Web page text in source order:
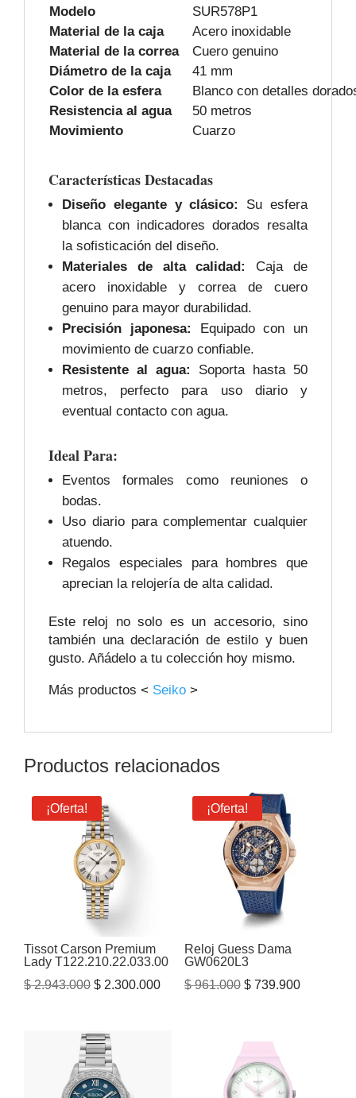
Modelo
SUR578P1
Material de la caja
Acero inoxidable
Material de la correa
Cuero genuino
Diámetro de la caja
41 mm
Color de la esfera
Blanco con detalles
Resistencia al agua
50 metros
Movimiento
Cuarzo
Características Destacadas
Diseño elegante y clásico:
Su esfera
blanca con indicadores dorados resalta
la sofisticación del diseño.
Materiales de alta calidad:
Caja de
acero inoxidable y correa de cuero
genuino para mayor durabilidad.
Precisión japonesa: Equipado con un
movimiento de cuarzo confiable.
Resistente al agua:
Soporta hasta 50
metros, perfecto para uso diario y
eventual contacto con agua.
Ideal Para:
Eventos formales como reuniones o
bodas.
Uso diario para complementar cualquier
atuendo.
Regalos especiales para hombres que
aprecian la relojería de alta calidad.
Este reloj no solo es un accesorio, sino
también una declaración de estilo y buen
gusto. Añádelo a tu colección hoy mismo.
Más productos < Seiko >
Productos relacionados
¡Oferta!
Tissot Carson Premium
Lady T122.210.22.033.00
$2.943.000 El
era:
$ 2.943.000.
$ 2.300.000El
¡Oferta!
Reloj Guess Dama
GW0620L3
$961.000 El
era:
$ 961.000.
$739.900El